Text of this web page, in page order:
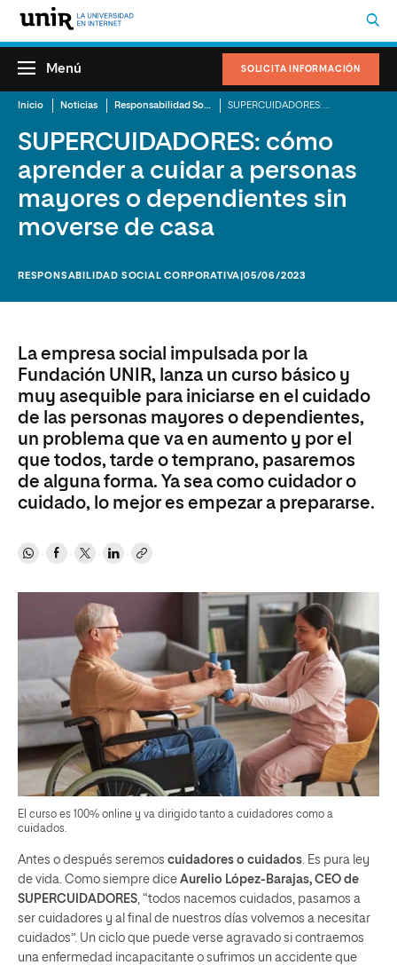
SOLICITA INFORMACIÓN
Menú
Inicio Noticias Responsabilidad Social Corporativa
SUPERCUIDADORES: cómo
aprender a cuidar a personas
mayores o dependientes sin
moverse de casa
RESPONSABILIDAD SOCIAL CORPORATIVA |05/06/2023
La empresa social impulsada por la
Fundación UNIR, lanza un curso básico y
muy asequible para iniciarse en el cuidado
de las personas mayores o dependientes,
un problema que va en aumento y por el
que todos, tarde o temprano, pasaremos
de alguna forma. Ya sea como cuidador o
cuidado, lo mejor es empezar a prepararse.
El curso es 100% online y va dirigido tanto a cuidadores como a
cuidados.
Antes o después seremos cuidadores o cuidados . Es pura ley
de vida. Como siempre dice Aurelio López-Barajas, CEO de
SUPERCUIDADORES , “todos nacemos cuidados, pasamos a
ser cuidadores y al final de nuestros días volvemos a necesitar
cuidados”. Un ciclo que puede verse agravado si contraemos
una enfermedad incapacitante o sufrimos un accidente que